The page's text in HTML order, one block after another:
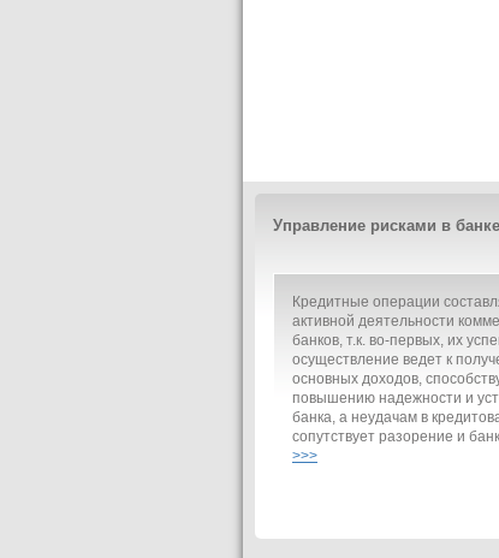
Управление рисками в банке
Кредитные операции
активной деятельности
банков, т.к. во-первых, их
осуществление ведет к
основных доходов,
повышению надежности и
банка, а неудачам в
сопутствует разорение и
>>>